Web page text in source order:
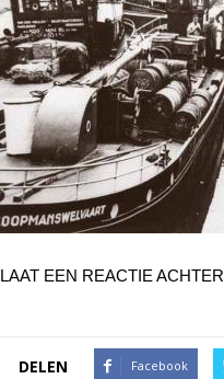
LAAT EEN REACTIE ACHTER
DELEN Facebook